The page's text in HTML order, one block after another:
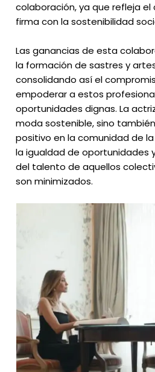
colaboración, ya que refleja
firma con la sostenibilidad
Las ganancias de esta
la formación de sastres y
consolidando así el
empoderar a estos
oportunidades dignas. La
moda sostenible, sino
positivo en la comunidad de
la igualdad de oportunidades
del talento de aquellos
son minimizados.